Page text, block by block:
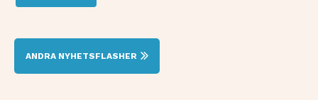
ANDRA NYHETSFLASHER